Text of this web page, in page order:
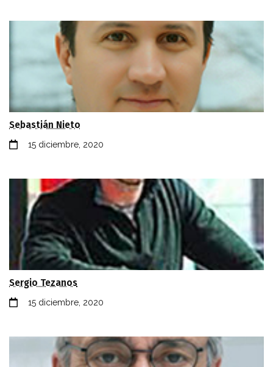
Sebastián Nieto
15 diciembre, 2020
Sergio Tezanos
15 diciembre, 2020